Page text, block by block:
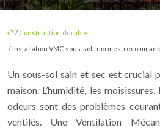
/ Construction durable
/ Installation VMC sous-sol : normes,
Un sous-sol sain et sec est crucial
maison. L’humidité, les
odeurs sont des problèmes
ventilés. Une Ventilation